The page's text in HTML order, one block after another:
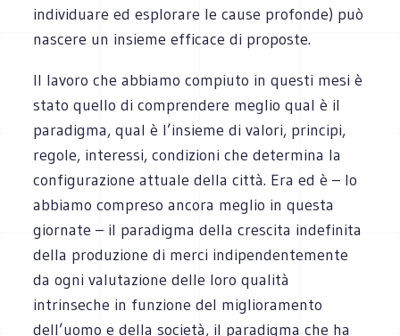
individuare ed esplorare le cause profonde) può
nascere un insieme efficace di proposte.
Il lavoro che abbiamo compiuto in questi mesi è
stato quello di comprendere meglio qual è il
paradigma, qual è l’insieme di valori, principi,
regole, interessi, condizioni che determina la
configurazione attuale della città. Era ed è – lo
abbiamo compreso ancora meglio in questa
giornate – il paradigma della crescita indefinita
della produzione di merci indipendentemente
da ogni valutazione delle loro qualità
intrinseche in funzione del miglioramento
dell’uomo e della società, il paradigma che ha